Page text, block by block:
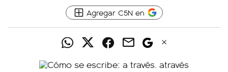
Agregar C5N en